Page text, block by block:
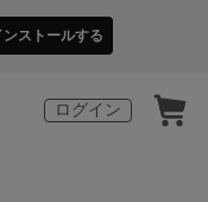
ンストールする
ログイン